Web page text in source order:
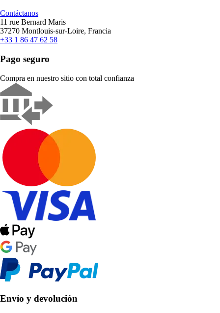
Contáctanos
11 rue Bernard Maris
37270 Montlouis-sur-Loire, Francia
+33 1 86 47 62 58
Pago seguro
Compra en nuestro sitio con total confianza
Envío y devolución